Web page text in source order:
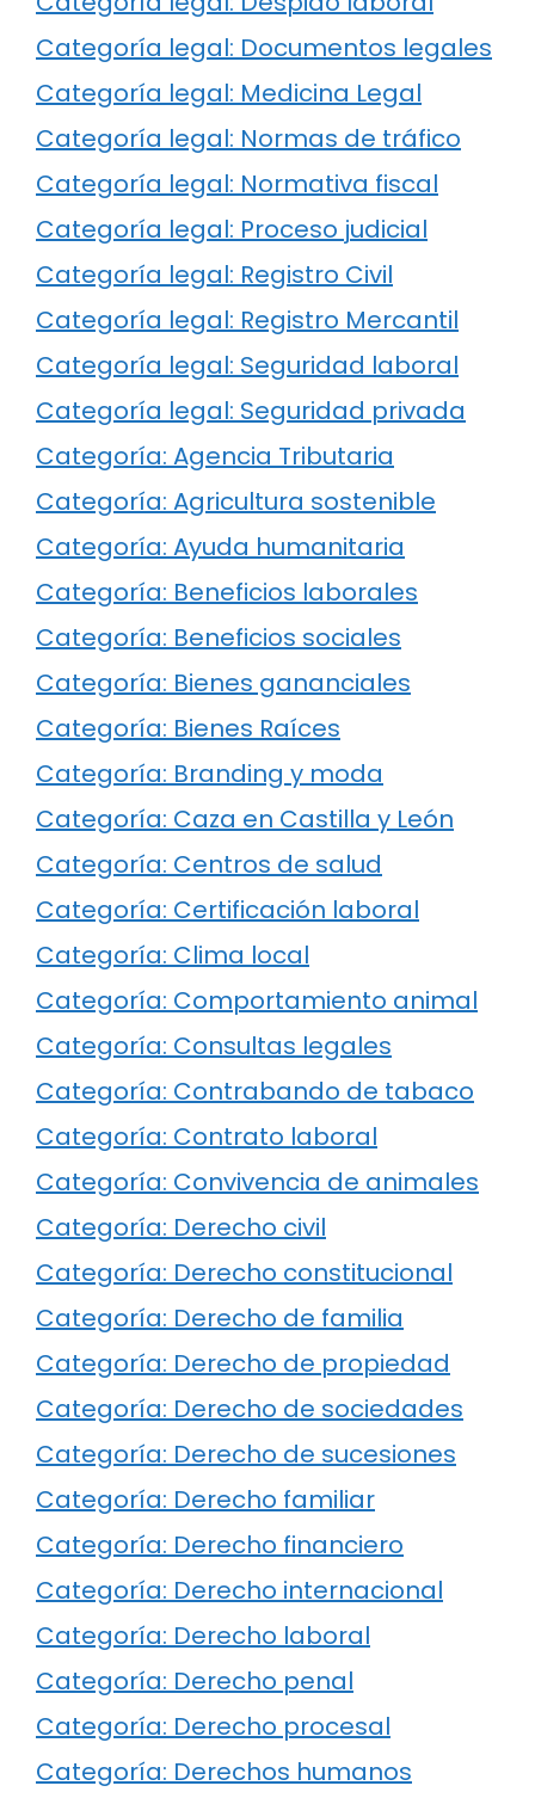
Categoría legal: Documentos legales
Categoría legal: Medicina Legal
Categoría legal: Normas de tráfico
Categoría legal: Normativa fiscal
Categoría legal: Proceso judicial
Categoría legal: Registro Civil
Categoría legal: Registro Mercantil
Categoría legal: Seguridad laboral
Categoría legal: Seguridad privada
Categoría: Agencia Tributaria
Categoría: Agricultura sostenible
Categoría: Ayuda humanitaria
Categoría: Beneficios laborales
Categoría: Beneficios sociales
Categoría: Bienes gananciales
Categoría: Bienes Raíces
Categoría: Branding y moda
Categoría: Caza en Castilla y León
Categoría: Centros de salud
Categoría: Certificación laboral
Categoría: Clima local
Categoría: Comportamiento animal
Categoría: Consultas legales
Categoría: Contrabando de tabaco
Categoría: Contrato laboral
Categoría: Convivencia de animales
Categoría: Derecho civil
Categoría: Derecho constitucional
Categoría: Derecho de familia
Categoría: Derecho de propiedad
Categoría: Derecho de sociedades
Categoría: Derecho de sucesiones
Categoría: Derecho familiar
Categoría: Derecho financiero
Categoría: Derecho internacional
Categoría: Derecho laboral
Categoría: Derecho penal
Categoría: Derecho procesal
Categoría: Derechos humanos